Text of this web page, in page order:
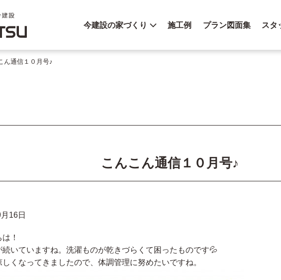
今建設の家づくり 施工例 プラン図面集 スタ
ん通信１０月号♪
こんこん通信１０月号♪
16日
！
続いていますね。洗濯ものが乾きづらくて困ったものです💦
くなってきましたので、体調管理に努めたいですね。